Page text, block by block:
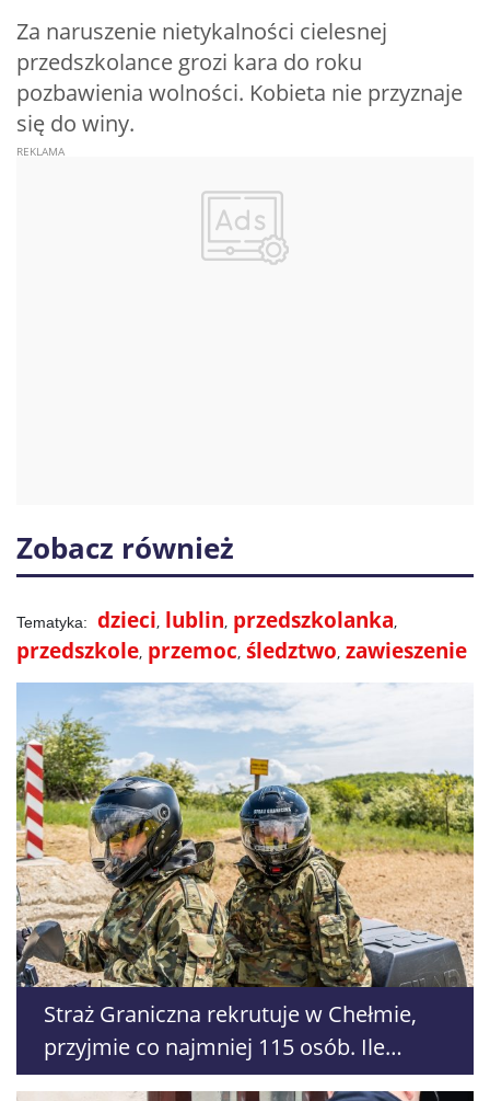
Za naruszenie nietykalności cielesnej
przedszkolance grozi kara do roku
pozbawienia wolności. Kobieta nie przyznaje
się do winy.
Zobacz również
dzieci lublin przedszkolanka
przedszkole przemoc śledztwo zawieszenie
Straż Graniczna rekrutuje w Chełmie,
przyjmie co najmniej 115 osób. Ile
można zarobić?